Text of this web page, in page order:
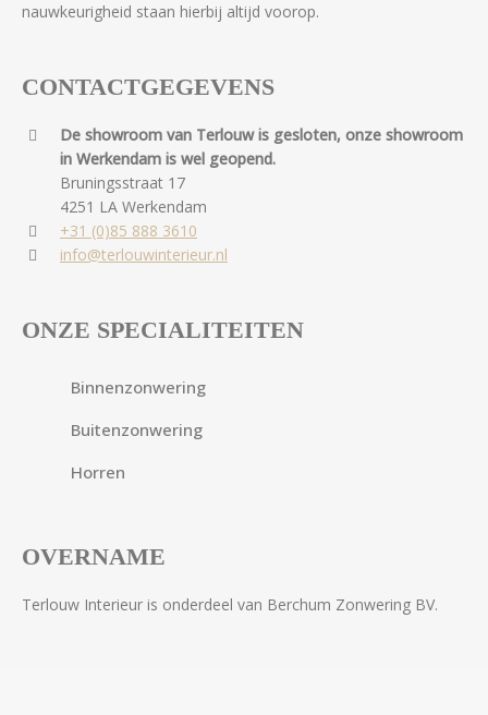
nauwkeurigheid staan hierbij altijd voorop.
CONTACTGEGEVENS
De showroom van Terlouw is gesloten, onze showroom
in Werkendam is wel geopend.
Bruningsstraat 17
4251 LA Werkendam
+31 (0)85 888 3610
info@terlouwinterieur.nl
ONZE SPECIALITEITEN
Binnenzonwering
Buitenzonwering
Horren
OVERNAME
Terlouw Interieur is onderdeel van Berchum Zonwering BV.